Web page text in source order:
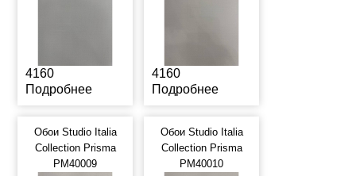
4160
Подробнее
4160
Подробнее
Обои Studio Italia
Collection Prisma
PM40009
Обои Studio Italia
Collection Prisma
PM40010